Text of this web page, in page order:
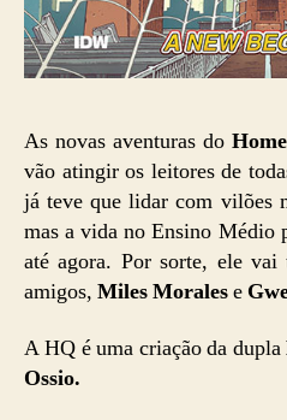
As novas aventuras do
vão atingir os leitores de
já teve que lidar com vilões
mas a vida no Ensino Médio
até agora. Por sorte, ele
amigos, Miles Moralese
A HQ é uma criação da dupla
Ossio.